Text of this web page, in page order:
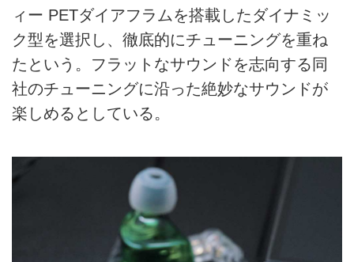
ィー PETダイアフラムを搭載したダイナミッ
ク型を選択し、徹底的にチューニングを重ね
たという。フラットなサウンドを志向する同
社のチューニングに沿った絶妙なサウンドが
楽しめるとしている。